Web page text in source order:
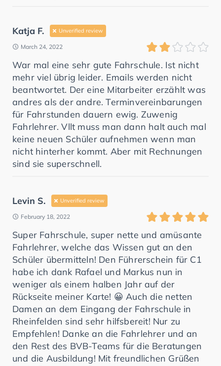
Katja F. Unverified review
March 24, 2022
War mal eine sehr gute Fahrschule. Ist nicht
mehr viel übrig leider. Emails werden nicht
beantwortet. Der eine Mitarbeiter erzählt was
andres als der andre. Terminvereinbarungen
für Fahrstunden dauern ewig. Zuwenig
Fahrlehrer. Vllt muss man dann halt auch mal
keine neuen Schüler aufnehmen wenn man
nicht hinterher kommt. Aber mit Rechnungen
sind sie superschnell.
Levin S. Unverified review
February 18, 2022
Super Fahrschule, super nette und amüsante
Fahrlehrer, welche das Wissen gut an den
Schüler übermitteln! Den Führerschein für C1
habe ich dank Rafael und Markus nun in
weniger als einem halben Jahr auf der
Rückseite meiner Karte! 😀 Auch die netten
Damen an dem Eingang der Fahrschule in
Rheinfelden sind sehr hilfsbereit! Nur zu
Empfehlen! Danke an die Fahrlehrer und an
den Rest des BVB-Teams für die Beratungen
und die Ausbildung! Mit freundlichen Grüßen